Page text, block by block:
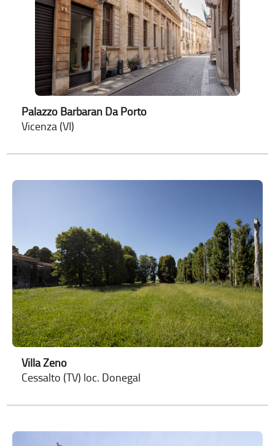
Palazzo Barbaran Da Porto
Vicenza (VI)
Villa Zeno
Cessalto (TV) loc. Donegal